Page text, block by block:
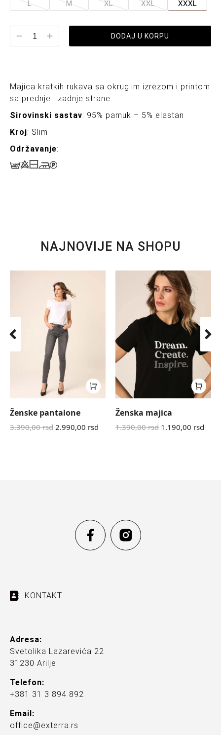
L M XL XXL XXXL
DODAJ U KORPU
Majica kratkih rukava sa okruglim izrezom i printom
sa prednje i zadnje strane.
Sirovinski sastav: 95% pamuk – 5% elastan
Kroj: Slim
Održavanje:
NAJNOVIJE NA SHOPU
Ženske pantalone
3.390,00rsd 2.990,00 rsd
Ženska majica
1.390,00rsd 1.190,00 rsd
KONTAKT
Adresa:
Svetolika Lazarevića 22
31230 Arilje
Telefon:
+381 31 3 894 892
Email:
office@exterra.rs